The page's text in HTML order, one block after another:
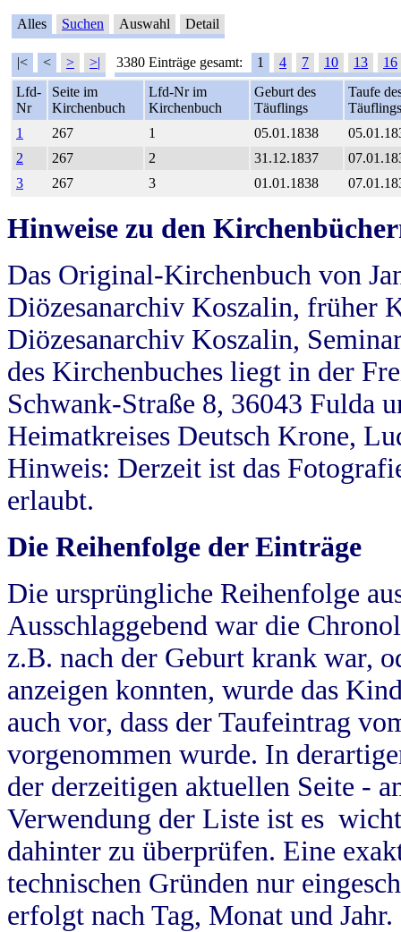
Alles Suchen Auswahl Detail
|< < > >| 3380 Einträge gesamt: 1 4 7 10 13
16
Lfd-
Nr
Seite im
Kirchenbuch
Lfd-Nr im
Kirchenbuch
Geburt des
Täuflings
Taufe
Täuflings
1
267 1 05.01.1838
2
267 2 31.12.1837
3
267 3 01.01.1838
Hinweise zu den
Das Original-Kirchenbuch von
Diözesanarchiv Koszalin, früher
Diözesanarchiv Koszalin,
des Kirchenbuches liegt in der
Schwank-Straße 8, 36043 Fulda
Heimatkreises Deutsch Krone,
Hinweis: Derzeit ist das
erlaubt.
Die Reihenfolge der Einträge
Die ursprüngliche Reihenfolge
Ausschlaggebend war die
z.B. nach der Geburt krank war,
anzeigen konnten, wurde das
auch vor, dass der Taufeintrag
vorgenommen wurde. In
der derzeitigen aktuellen Seite -
Verwendung der Liste ist es
dahinter zu überprüfen. Eine
technischen Gründen nur
erfolgt nach Tag, Monat und Jahr.